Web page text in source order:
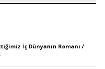
İç Dünyanın Romanı /